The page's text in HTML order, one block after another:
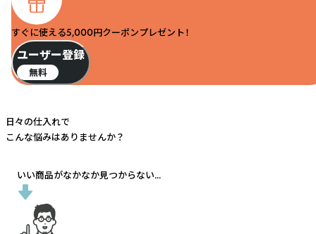
すぐに使える5,000円クーポンプレゼント！
ユーザー登録
無料
日々の仕入れで
こんな悩みはありませんか？
いい商品がなかなか見つからない...